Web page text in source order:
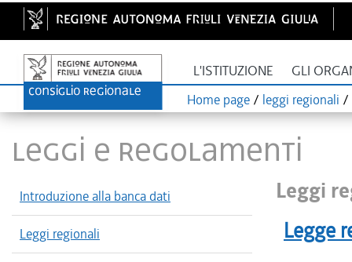
L'ISTITUZIONE GLI
Home page / leggi regionali /
LEGGI E REGOLAMENTI
Introduzione alla banca dati
Leggi regionali
Leggi
Legge